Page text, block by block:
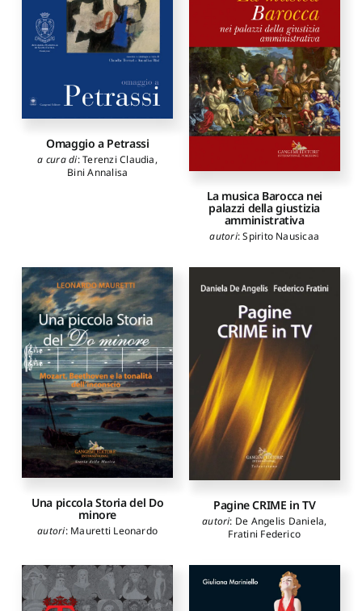
Omaggio a Petrassi
a cura di:Terenzi Claudia,
Bini Annalisa
La musica Barocca nei
palazzi della giustizia
amministrativa
autori:Spirito Nausicaa
Una piccola Storia del Do
minore
autori: Mauretti Leonardo
Pagine CRIME in TV
autori: De Angelis Daniela,
Fratini Federico